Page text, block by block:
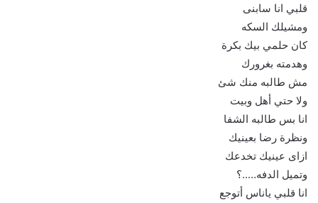
قلبي انا سابنى
ومشيلك السكه
كان حلمي بيك بكرة
وهدمته بغرورك
مش طالبه منك شئ
ولا حتي أهل وبيت
انا بس طالبه الشفا
ونظرة رضا بعينيك
ازاى عينيك تخدعك
وتميل الدفه…..؟
انا قلبي ياناس أتوجع